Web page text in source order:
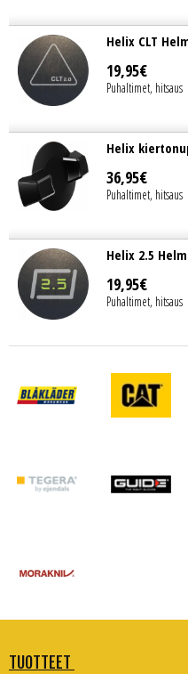
Helix CLT
19,95€
Puhaltimet, hitsaus
Helix
36,95€
Puhaltimet, hitsaus
Helix 2.5
19,95€
Puhaltimet, hitsaus
TUOTTEET